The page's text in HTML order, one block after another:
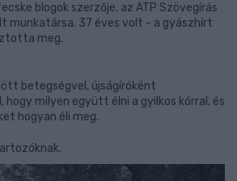
blogok szerzője, az ATP Szövegírás
munkatársa. 37 éves volt - a gyászhírt
meg.
betegségvel, újságíróként
hogy milyen együtt élni a gyilkos kórral, és
hogyan éli meg.